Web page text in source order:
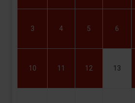
3 4 5 6
10 11 12 13